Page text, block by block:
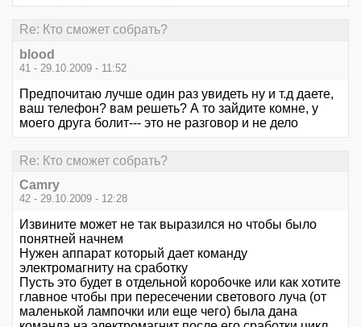
Re: Кто сможет собрать?
blood
41 - 29.10.2009 - 11:52
Предпочитаю лучше один раз увидеть ну и т.д даете,
ваш телефон? вам решеть? А то зайдите комне, у
моего друга болит--- это не разговор и не дело
Re: Кто сможет собрать?
Camry
42 - 29.10.2009 - 12:28
Извините может не так выразился но чтобы было
понятней начнем
Нужен аппарат который дает команду
электромагниту на сработку
Пусть это будет в отдельной коробочке или как хотите
главное чтобы при пересечении светового луча (от
маленькой лампочки или еще чего) была дана